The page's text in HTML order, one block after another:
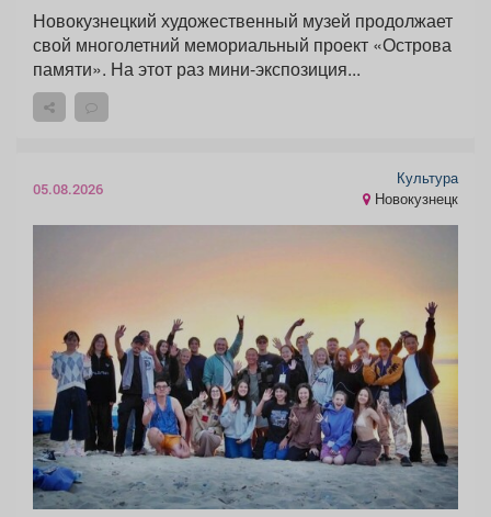
Новокузнецкий художественный музей продолжает
свой многолетний мемориальный проект «Острова
памяти». На этот раз мини-экспозиция...
05.08.2026
Культура
Новокузнецк